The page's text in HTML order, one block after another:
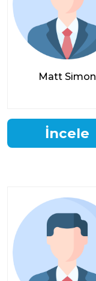
Matt Simon
İncele